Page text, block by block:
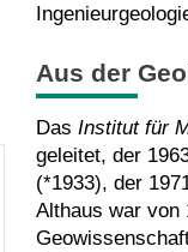
Aus der
Das Institut für
geleitet, der
(*1933), der
Althaus war von